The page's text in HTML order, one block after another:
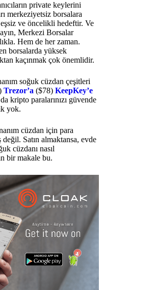
private keylerini
merkeziyetsiz borsalara
ve öncelikli hedeftir. Ve
Merkezi Borsalar
Hem de her zaman.
borsalarda yüksek
kaçınmak çok önemlidir.
soğuk cüzdan çeşitleri
Trezor’a ($78) KeepKey’e
kripto paralarınızı güvende
yok.
cüzdan için para
değil. Satın almaktansa, evde
cüzdanı nasıl
bir makale bu.